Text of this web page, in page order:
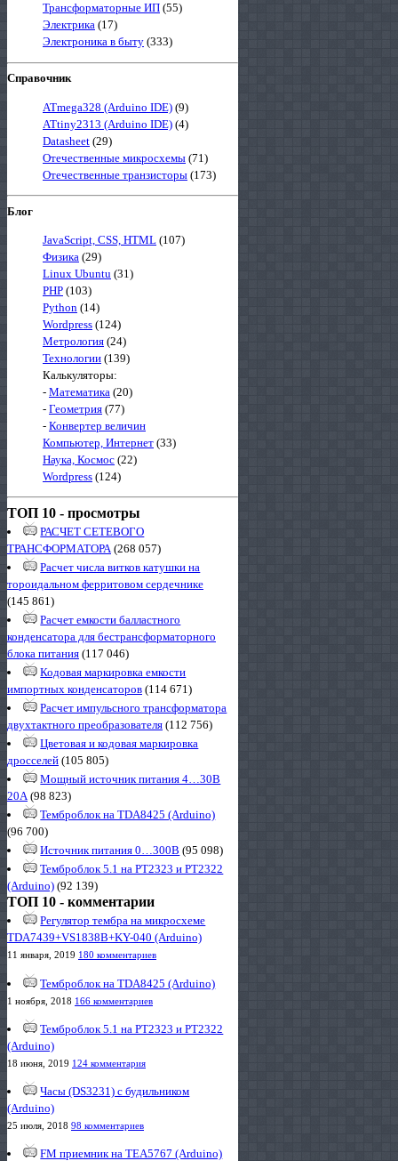
Трансформаторные ИП (55)
Электрика (17)
Электроника в быту (333)
Справочник
ATmega328 (Arduino IDE) (9)
ATtiny2313 (Arduino IDE) (4)
Datasheet (29)
Отечественные микросхемы (71)
Отечественные транзисторы (173)
Блог
JavaScript, CSS, HTML (107)
Физика (29)
Linux Ubuntu (31)
PHP (103)
Python (14)
Wordpress (124)
Метрология (24)
Технологии (139)
Калькуляторы:
- Математика (20)
- Геометрия (77)
- Конвертер величин
Компьютер, Интернет (33)
Наука, Космос (22)
Wordpress (124)
ТОП 10 - просмотры
РАСЧЕТ СЕТЕВОГО
ТРАНСФОРМАТОРА(268 057)
Расчет числа витков катушки на
тороидальном ферритовом сердечнике
(145 861)
Расчет емкости балластного
конденсатора для бестрансформаторного
блока питания (117 046)
Кодовая маркировка емкости
импортных конденсаторов (114 671)
Расчет импульсного трансформатора
двухтактного преобразователя (112 756)
Цветовая и кодовая маркировка
дросселей (105 805)
Мощный источник питания 4…30В
20А(98 823)
Темброблок на TDA8425 (Arduino)
(96 700)
Источник питания 0…300В (95 098)
Темброблок 5.1 на PT2323 и PT2322
(Arduino) (92 139)
ТОП 10 - комментарии
Регулятор тембра на микросхеме
TDA7439+VS1838B+KY-040 (Arduino)
11 января, 2019 180 комментариев
Темброблок на TDA8425 (Arduino)
1 ноября, 2018 166 комментариев
Темброблок 5.1 на PT2323 и PT2322
(Arduino)
18 июня, 2019 124 комментария
Часы (DS3231) с будильником
(Arduino)
25 июля, 2018 98 комментариев
FM приемник на TEA5767 (Arduino)